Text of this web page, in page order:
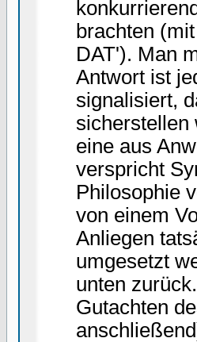
brachten
DAT'). Man
Antwort ist
signalisiert,
sicherstellen
eine aus
verspricht
Philosophie
von einem
Anliegen
umgesetzt
unten
Gutachten